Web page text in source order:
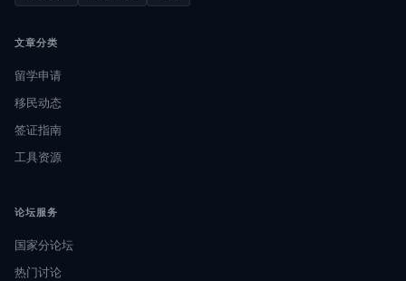
文章分类
留学申请
移民动态
签证指南
工具资源
论坛服务
国家分论坛
热门讨论